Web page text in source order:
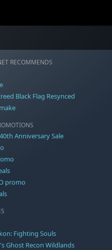
RECOMMENDS
Black Flag Resynced
Anniversary Sale
promo
Fighting Souls
Ghost Recon Wildlands